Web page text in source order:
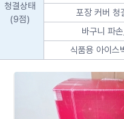
청결상태
(9점)
포장 커버 청
바구니 파
식품용 아이스